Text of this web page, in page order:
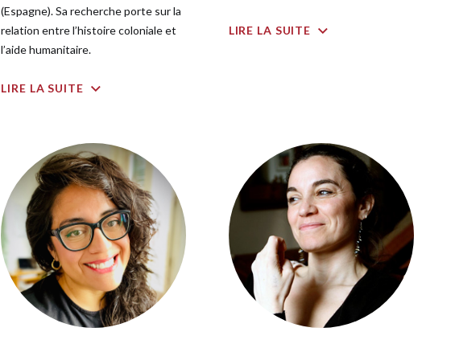
(Espagne). Sa recherche porte sur la
relation entre l’histoire coloniale et
l’aide humanitaire.
LIRE LA SUITE
LIRE LA SUITE